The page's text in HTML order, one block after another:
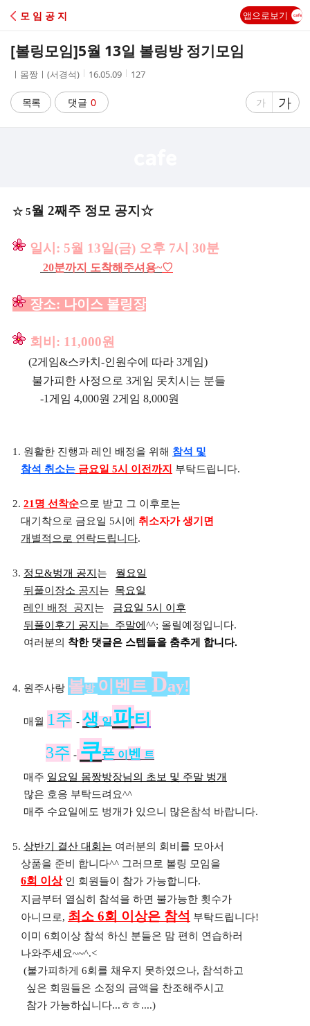
C
A
모 임 공 지 앱으로보기
[볼링모임]5월 13일 볼링방 정기모임
작
자
ㅣ몸짱ㅣ(서경석)
작
시
간
16.05.09
조
127
목록 댓글 0
글
가
글
자
가
☆ 5월 2째주 정모 공지☆
일시 : 5월 13일(금) 오후 7시 30분
20분까지 도착해주셔용~♡
장소: 나이스 볼링장
회비 : 11,000원
(2게임&스카치-인원수에 따라 3게임)
불가피한 사정으로 3게임 못치시는 분들
-1게임 4,000원 2게임 8,000원
1. 원활한 진행과 레인 배정을 위해 참석 및
참석 취소는 금요일 5시 이전까지 부탁드립니다.
2. 21명 선착순으로 받고 그 이후로는
대기착으로 금요일 5시에
취소자가 생기면
개별적으로 연락드립니다.
3. 정모&벙개 공지 는 월요일
뒤풀이장소 공지 는 목요일
레인 배정
공지 는 금요일 5시 이후
뒤풀이후기 공지는 주말에 ^^; 올릴예정입니다.
여러분의 착한 댓글은 스텝들을 춤추게 합니다.
4. 원주사랑 볼방 이벤트 Day!
매월 1주 - 생 일 파티
3주 - 쿠폰 이 벤
트
매주 일요일 몸짱방장님의 초보 및 주말 벙개
많은 호응 부탁드려요^^
매주 수요일에도 벙개가 있으니 많은참석 바랍니다.
5. 상반기 결산 대회는 여러분의 회비를 모아서
상품을 준비 합니다^^ 그러므로 볼링 모임을
6회 이상 인 회원들이 참가 가능합니다.
지금부터 열심히 참석을 하면 불가능한 횟수가
아니므로, 최소 6회 이상은 참석 부탁드립니다!
이미 6회이상 참석 하신 분들은 맘 편히 연습하러
나와주세요~~^.<
(불가피하게 6회를 채우지 못하였으나, 참석하고
싶은 회원들은 소정의 금액을 찬조해주시고
참가 가능하십니다...ㅎㅎ....)